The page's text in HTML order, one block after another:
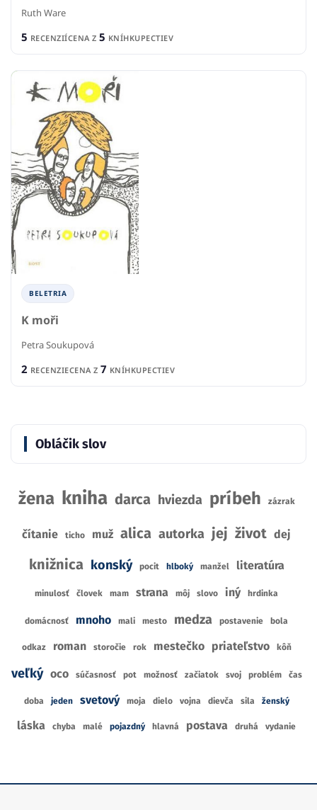
Ruth Ware
5 RECENZIÍCENA Z 5 KNÍHKUPECTIEV
BELETRIA
K moři
Petra Soukupová
2 RECENZIECENA Z 7 KNÍHKUPECTIEV
Obláčik slov
žena kniha darca hviezda príbeh zázrak
čítanie ticho muž alica autorka jej život dej
knižnica konský pocit hlboký manžel literatúra
minulosť človek mam strana môj slovo iný hrdinka
domácnosť mnoho mali mesto medza postavenie bola
odkaz roman storočie rok mestečko priateľstvo kôň
veľký oco súčasnosť pot možnosť začiatok svoj problém čas
doba jeden svetový moja dielo vojna dievča sila ženský
láska chyba malé pojazdný hlavná postava druhá vydanie